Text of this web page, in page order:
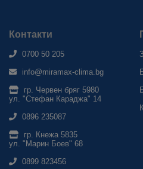
Контакти
0700 50 205
info@miramax-clima.bg
гр. Червен бряг 5980
ул. "Стефан Караджа" 14
0896 235087
гр. Кнежа 5835
ул. "Марин Боев" 68
0899 823456